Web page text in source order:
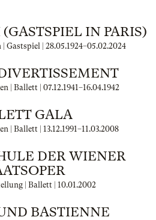
IN PARIS)
Gastspiel | 28.05.1924–05.02.2024
| Ballett | 07.12.1941–16.04.1942
GALA
| Ballett | 13.12.1991–11.03.2008
DER WIENER
| Ballett | 10.01.2002
BASTIENNE